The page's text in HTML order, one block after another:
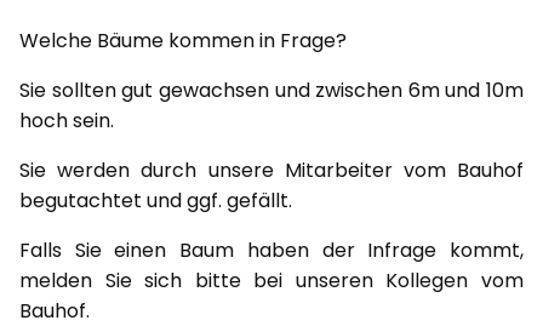
Welche Bäume kommen in Frage?
Sie sollten gut gewachsen und zwischen 6m und 10m
hoch sein.
Sie werden durch unsere Mitarbeiter vom Bauhof
begutachtet und ggf. gefällt.
Falls Sie einen Baum haben der Infrage kommt,
melden Sie sich bitte bei unseren Kollegen vom
Bauhof.